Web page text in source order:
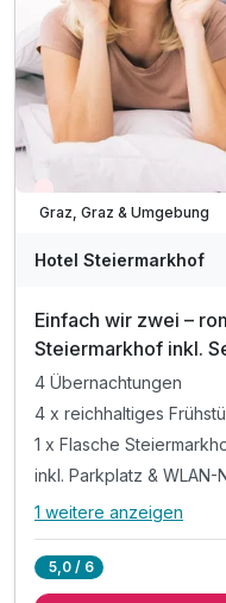
Aktuell ausgebucht
Graz, Graz & Umgebung
Hotel Steiermarkhof
Einfach wir zwei –
Steiermarkhof inkl.
4 Übernachtungen
4 x reichhaltiges
1 x Flasche
inkl. Parkplatz & WLAN-
Alle
1 weitere anzeigen
5,0 / 6